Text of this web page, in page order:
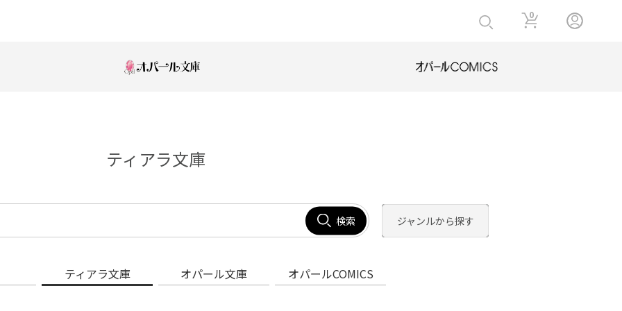
0
ティアラ文庫
検索 ジャンルから探す
ティアラ文庫 オパール文庫 オパールCOMICS